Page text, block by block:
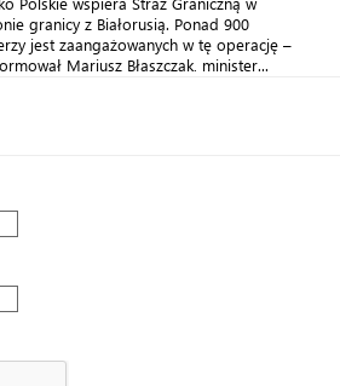
granicy z Białorusią. Ponad 900
jest zaangażowanych w tę operację –
Mariusz Błaszczak, minister...